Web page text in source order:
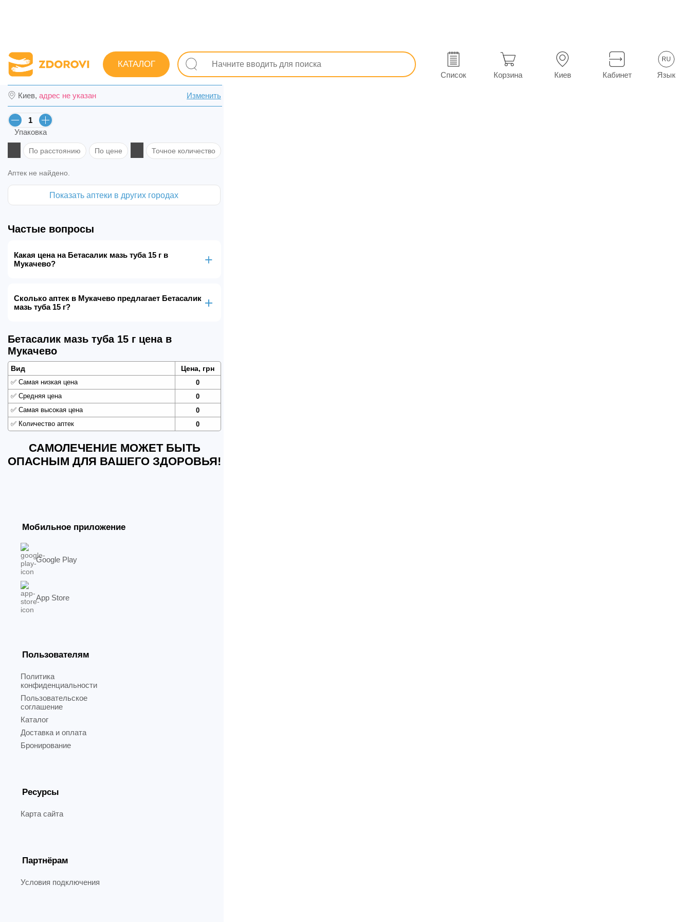
КАТАЛОГ
Список Корзина Киев Кабинет
RU
Язык
Поиск лекарств Лекарства Дерматологические Дерматит, сухость кожи, экзема Для лечения псориаза Бетасалик мазь туба 15 г
Бетасалик мазь туба 15 г в Мукачево
Киев, адрес не указан Изменить
Упаковка
По расстоянию По цене Точное количество
Аптек не найдено.
Показать аптеки в других городах
Частые вопросы
Какая цена на Бетасалик мазь туба 15 г в
Мукачево?
Сколько аптек в Мукачево предлагает Бетасалик
мазь туба 15 г?
Бетасалик мазь туба 15 г цена в
Мукачево
Вид Цена, грн
✅ Самая низкая цена
0
✅ Средняя цена
0
✅ Самая высокая цена
0
✅ Количество аптек 0
САМОЛЕЧЕНИЕ МОЖЕТ БЫТЬ
ОПАСНЫМ ДЛЯ ВАШЕГО ЗДОРОВЬЯ!
Мобильное приложение
Google Play
App Store
Пользователям
Политика
конфиденциальности
Пользовательское
соглашение
Каталог
Доставка и оплата
Бронирование
Ресурсы
Карта сайта
Партнёрам
Условия подключения